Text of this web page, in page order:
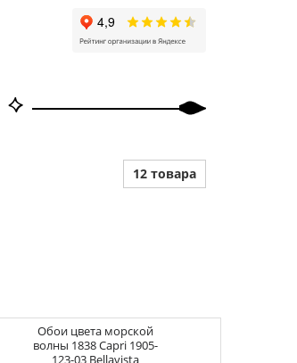
12 товара
Обои цвета морской
волны 1838 Capri 1905-
123-03 Bellavista